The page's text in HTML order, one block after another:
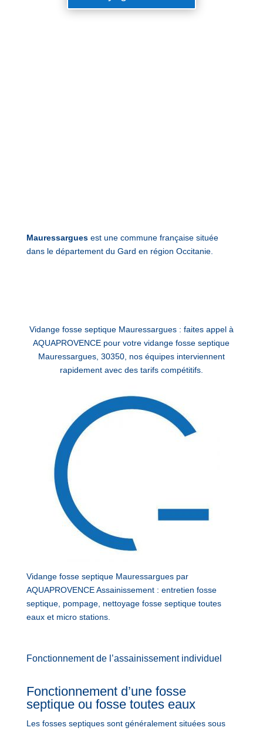
Mauressarguesest une commune française située
dans le département du Gard en région Occitanie.
Vidange fosse septique Mauressargues : faites appel à
AQUAPROVENCE pour votre vidange fosse septique
Mauressargues, 30350, nos équipes interviennent
rapidement avec des tarifs compétitifs.
Vidange fosse septique Mauressargues par
AQUAPROVENCE Assainissement : entretien fosse
septique, pompage, nettoyage fosse septique toutes
eaux et micro stations.
Fonctionnement de l’assainissement individuel
Fonctionnement d’une fosse
septique ou fosse toutes eaux
Les fosses septiques sont généralement situées sous